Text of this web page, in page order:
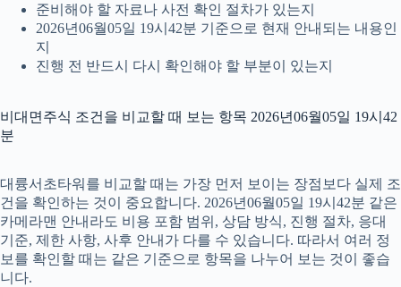
준비해야 할 자료나 사전 확인 절차가 있는지
2026년06월05일 19시42분 기준으로 현재 안내되는 내용인
지
진행 전 반드시 다시 확인해야 할 부분이 있는지
비대면주식 조건을 비교할 때 보는 항목 2026년06월05일 19시42
분
대륭서초타워를 비교할 때는 가장 먼저 보이는 장점보다 실제 조
건을 확인하는 것이 중요합니다. 2026년06월05일 19시42분 같은
카메라맨 안내라도 비용 포함 범위, 상담 방식, 진행 절차, 응대
기준, 제한 사항, 사후 안내가 다를 수 있습니다. 따라서 여러 정
보를 확인할 때는 같은 기준으로 항목을 나누어 보는 것이 좋습
니다.